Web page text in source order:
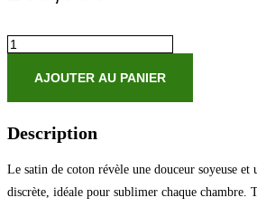
quantité
de
Ensemble
draps
de
rayure
tissé
AJOUTER AU PANIER
Description
Le satin de coton révèle une douceur soyeuse et
discrète, idéale pour sublimer chaque chambre.